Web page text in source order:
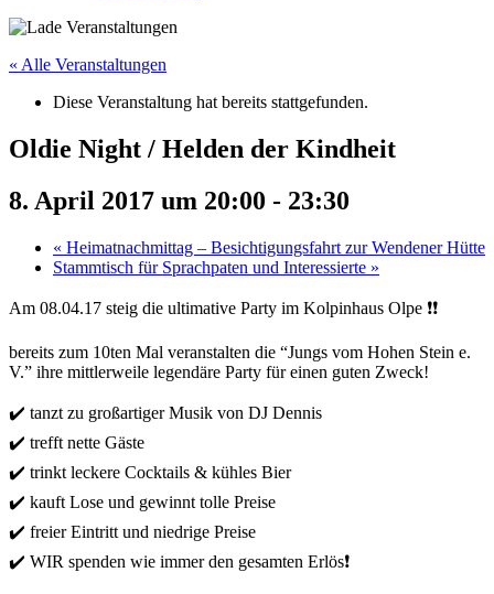
« Alle Veranstaltungen
Diese Veranstaltung hat bereits stattgefunden.
Oldie Night / Helden der Kindheit
8. April 2017 um 20:00 - 23:30
« Heimatnachmittag – Besichtigungsfahrt zur Wendener Hütte
Stammtisch für Sprachpaten und Interessierte »
Am 08.04.17 steig die ultimative Party im Kolpinhaus Olpe ❗️❗️
bereits zum 10ten Mal veranstalten die “Jungs vom Hohen Stein e.
V.” ihre mittlerweile legendäre Party für einen guten Zweck!
✔️ tanzt zu großartiger Musik von DJ Dennis
✔️ trefft nette Gäste
✔️ trinkt leckere Cocktails & kühles Bier
✔️ kauft Lose und gewinnt tolle Preise
✔️ freier Eintritt und niedrige Preise
✔️ WIR spenden wie immer den gesamten Erlös❗️